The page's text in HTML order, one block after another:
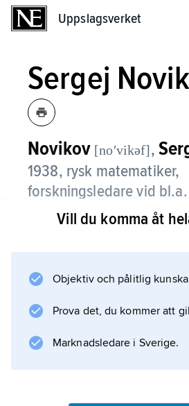
Uppslagsverket
Sergej
Novikov [noʹvikəf],
1938, rysk matematiker,
forskningsledare vid bl.a.
Landauinstitutet för
University of Maryland,
1996.
Novikov har arbetat inom
Han har även studerat
Vill du komma åt
Objektiv och pålitlig
Prova det, du kommer att
Marknadsledare i Sverige.